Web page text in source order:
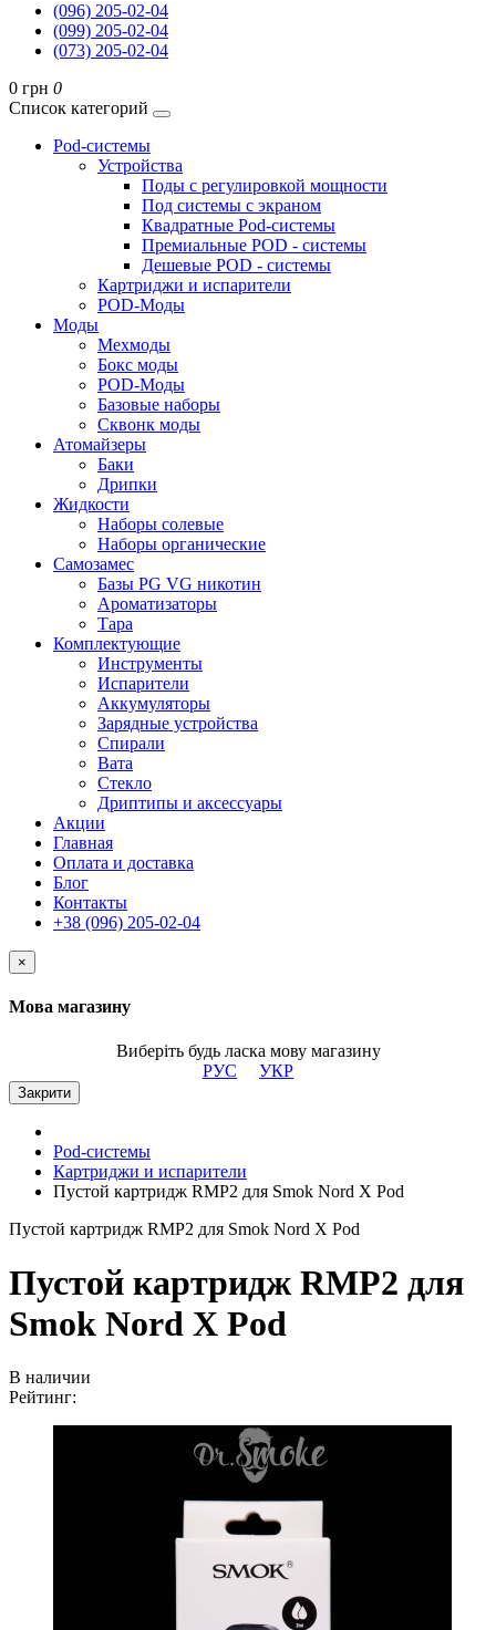
(096) 205-02-04
(099) 205-02-04
(073) 205-02-04
0 грн 0
Список категорий
Pod-системы
Устройства
Поды с регулировкой мощности
Под системы с экраном
Квадратные Pod-системы
Премиальные POD - системы
Дешевые POD - системы
Картриджи и испарители
POD-Моды
Моды
Мехмоды
Бокс моды
POD-Моды
Базовые наборы
Сквонк моды
Атомайзеры
Баки
Дрипки
Жидкости
Наборы солевые
Наборы органические
Самозамес
Базы PG VG никотин
Ароматизаторы
Тара
Комплектующие
Инструменты
Испарители
Аккумуляторы
Зарядные устройства
Спирали
Вата
Стекло
Дриптипы и аксессуары
Акции
Главная
Оплата и доставка
Блог
Контакты
+38 (096) 205-02-04
×
Мова магазину
Виберіть будь ласка мову магазину
РУС
УКР
Закрити
Pod-системы
Картриджи и испарители
Пустой картридж RMP2 для Smok Nord X Pod
Пустой картридж RMP2 для Smok Nord X Pod
Пустой картридж RMP2 для
Smok Nord X Pod
В наличии
Рейтинг: